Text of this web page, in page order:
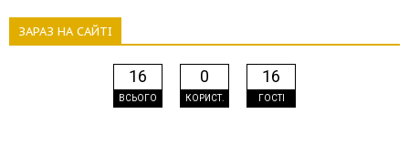
ЗАРАЗ НА САЙТІ
16
ВСЬОГО
0
КОРИСТ.
16
ГОСТІ